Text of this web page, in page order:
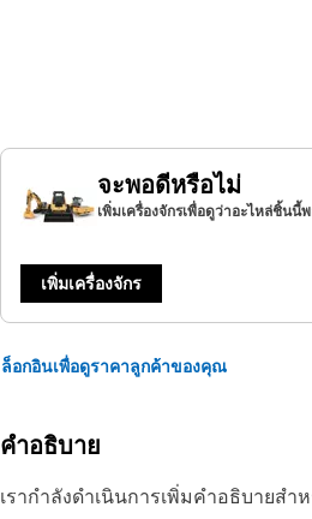
จะพอดีหรือไม่
เพิ่มเครื่องจักรเพื่อดูว่าอะไหล่ชิ้น
เพิ่มเครื่องจักร
ล็อกอินเพื่อดูราคาลูกค้าของคุณ
คำอธิบาย
เรากำลังดำเนินการเพิ่มคำอธิบายส